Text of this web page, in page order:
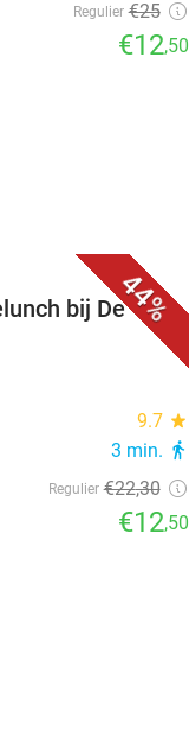
Regulier €25
€12,50
44%
bij De
9.7 star
3 min. directions_walk
Regulier €22,30
€12,50